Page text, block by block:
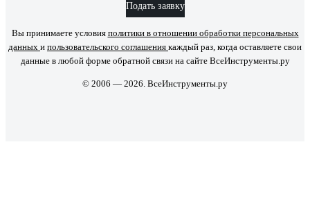
Подать заявку
Вы принимаете условия политики в отношении обработки персональных
данных и пользовательского соглашения каждый раз, когда оставляете свои
данные в любой форме обратной связи на сайте ВсеИнструменты.ру
© 2006 — 2026. ВсеИнструменты.ру